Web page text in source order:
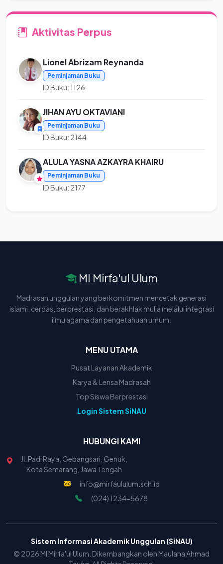
Aktivitas Perpus
Lionel Abrizam Reynanda
Peminjaman Buku
ID Buku: 1126
JIHAN AYU OKTAVIANI
Peminjaman Buku
ID Buku: 2144
ALULA YASNA AZKAYRA KHAIRU
Peminjaman Buku
ID Buku: 2177
MI Mirfa'ul Ulum
Madrasah unggulan yang berkomitmen mencetak generasi
islami, cerdas, berprestasi, dan berakhlak mulia melalui integrasi
ilmu agama dan pengetahuan umum.
MENU UTAMA
Pusat Layanan Akademik
Karya & Lensa Madrasah
Top Siswa Berprestasi
Login Sistem SiNAU
HUBUNGI KAMI
Jl. Padi Raya, Gebangsari, Genuk,
Kota Semarang, Jawa Tengah
info@mirfaululum.sch.id
(024) 1234-5678
Sistem Informasi Akademik Unggulan (SiNAU)
© 2026 MI Mirfa'ul Ulum. Dikembangkan oleh Maulana Ahmad